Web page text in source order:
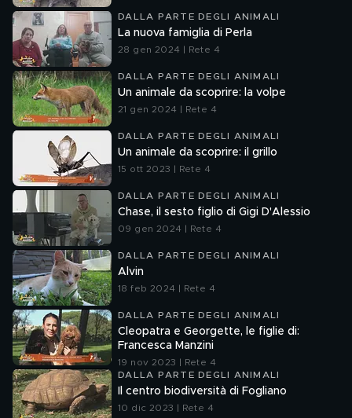
DALLA PARTE DEGLI ANIMALI
La nuova famiglia di Perla
28 gen 2024 | Rete 4
DALLA PARTE DEGLI ANIMALI
Un animale da scoprire: la volpe
21 gen 2024 | Rete 4
DALLA PARTE DEGLI ANIMALI
Un animale da scoprire: il grillo
15 ott 2023 | Rete 4
DALLA PARTE DEGLI ANIMALI
Chase, il sesto figlio di Gigi D'Alessio
09 gen 2024 | Rete 4
DALLA PARTE DEGLI ANIMALI
Alvin
18 feb 2024 | Rete 4
DALLA PARTE DEGLI ANIMALI
Cleopatra e Georgette, le figlie di:
Francesca Manzini
19 nov 2023 | Rete 4
DALLA PARTE DEGLI ANIMALI
Il centro biodiversità di Fogliano
10 dic 2023 | Rete 4